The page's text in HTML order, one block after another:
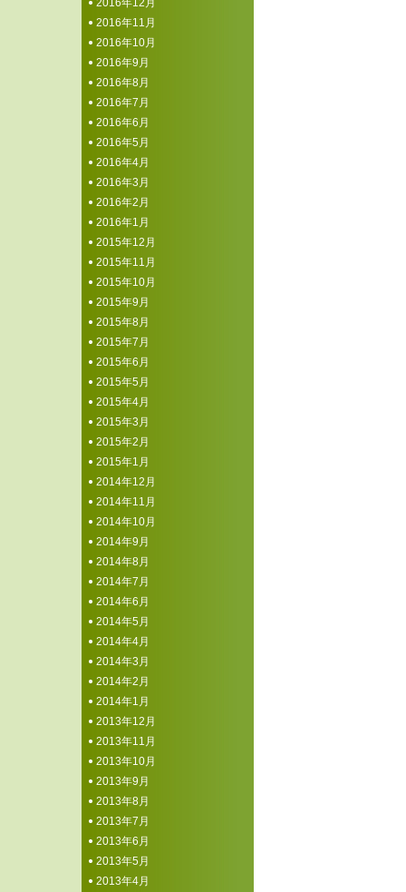
2016年12月
2016年11月
2016年10月
2016年9月
2016年8月
2016年7月
2016年6月
2016年5月
2016年4月
2016年3月
2016年2月
2016年1月
2015年12月
2015年11月
2015年10月
2015年9月
2015年8月
2015年7月
2015年6月
2015年5月
2015年4月
2015年3月
2015年2月
2015年1月
2014年12月
2014年11月
2014年10月
2014年9月
2014年8月
2014年7月
2014年6月
2014年5月
2014年4月
2014年3月
2014年2月
2014年1月
2013年12月
2013年11月
2013年10月
2013年9月
2013年8月
2013年7月
2013年6月
2013年5月
2013年4月